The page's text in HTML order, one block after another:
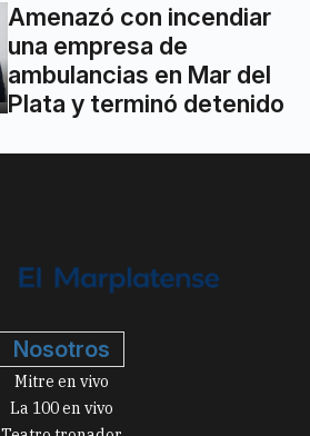
Amenazó con incendiar
una empresa de
ambulancias en Mar del
Plata y terminó detenido
Nosotros
Mitre en vivo
La 100 en vivo